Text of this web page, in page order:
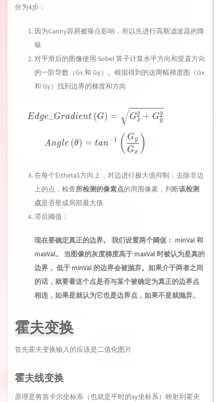
分为4步：
因为Canny容易被噪点影响，所以先进行高斯滤波器的降
噪
对平滑后的图像使用 Sobel 算子计算水平方向和竖直方向
的一阶导数（Gx 和 Gy）。根据得到的这两幅梯度图（Gx
和 Gy）找到边界的梯度和方向
在每个$\theta$方向上，对边进行极大值抑制：去除非边
上的点，检查所检测的像素点的周围像素，判断该检测
点是否形成局部最大值
滞后阈值：
现在要确定真正的边界。 我们设置两个阈值： minVal 和
maxVal。 当图像的灰度梯度高于 maxVal 时被认为是真的
边界， 低于 minVal 的边界会被抛弃。如果介于两者之间
的话，就要看这个点是否与某个被确定为真正的边界点
相连，如果是就认为它也是边界点，如果不是就抛弃。
霍夫变换
首先霍夫变换输入的应该是二值化图片
霍夫线变换
原理是将笛卡尔坐标系（也就是平时的xy坐标系）映射到霍夫